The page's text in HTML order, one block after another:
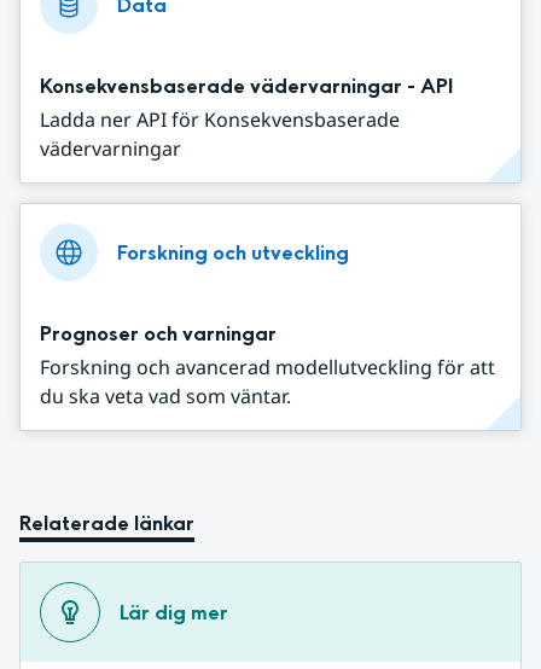
Konsekvensbaserade vädervarningar - API
Ladda ner API för Konsekvensbaserade
vädervarningar
Forskning och utveckling
Prognoser och varningar
Forskning och avancerad modellutveckling för att
du ska veta vad som väntar.
Relaterade länkar
Lär dig mer